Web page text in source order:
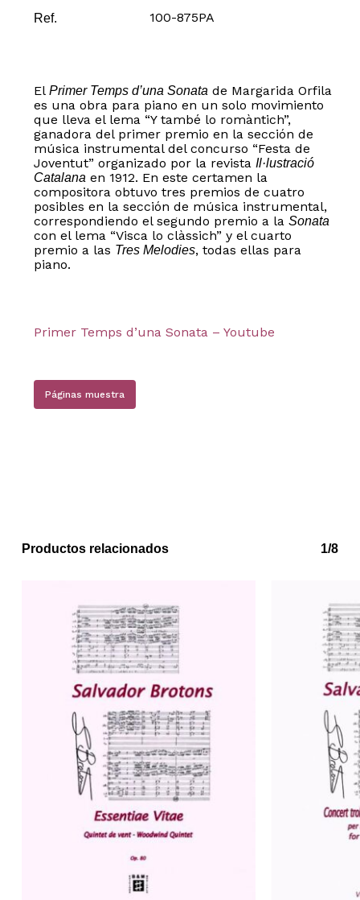
Go to shop
Ref. 100-875PA
El Primer Temps d’una Sonata de Margarida Orfila
es una obra para piano en un solo movimiento
que lleva el lema “Y també lo romàntich”,
ganadora del primer premio en la sección de
música instrumental del concurso “Festa de
Joventut” organizado por la revista Il·lustració
Catalana en 1912. En este certamen la
compositora obtuvo tres premios de cuatro
posibles en la sección de música instrumental,
correspondiendo el segundo premio a la Sonata
con el lema “Visca lo clàssich” y el cuarto
premio a las Tres Melodies, todas ellas para
piano.
Primer Temps d’una Sonata – Youtube
Páginas muestra
Productos relacionados 1/8